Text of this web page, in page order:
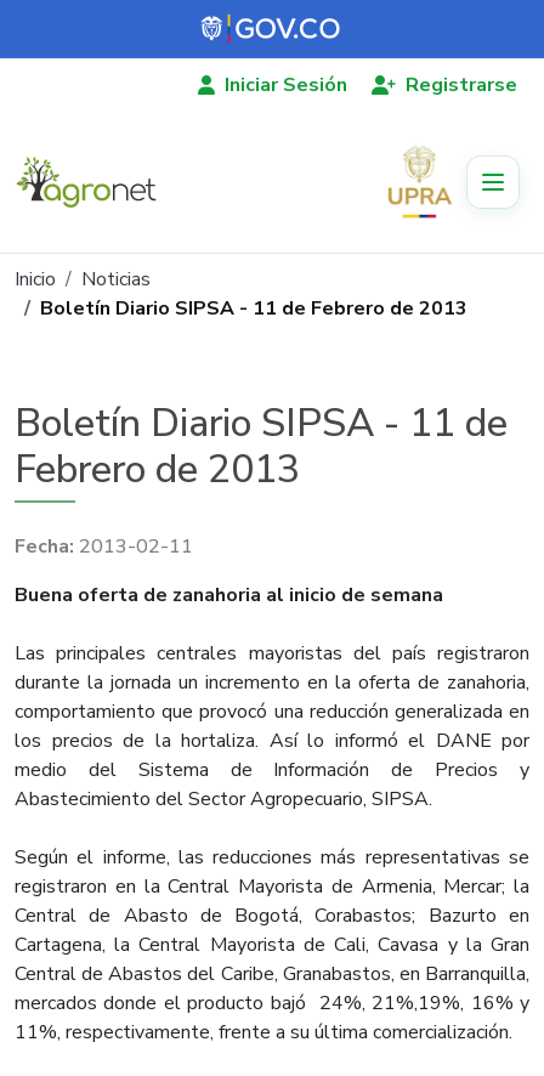
Pasar al contenido principal
Iniciar Sesión Registrarse
Ruta de navegación
Inicio
Noticias
Boletín Diario SIPSA - 11 de Febrero de 2013
Boletín Diario SIPSA - 11 de
Febrero de 2013
2013-02-11
​Buena oferta de zanahoria al inicio de semana
Las principales centrales mayoristas del país registraron
durante la jornada un incremento en la oferta de zanahoria,
comportamiento que provocó una reducción generalizada en
los precios de la hortaliza. Así lo informó el DANE por
medio del Sistema de Información de Precios y
Abastecimiento del Sector Agropecuario, SIPSA.
Según el informe, las reducciones más representativas se
registraron en la Central Mayorista de Armenia, Mercar; la
Central de Abasto de Bogotá, Corabastos; Bazurto en
Cartagena, la Central Mayorista de Cali, Cavasa y la Gran
Central de Abastos del Caribe, Granabastos, en Barranquilla,
mercados donde el producto bajó 24%, 21%,19%, 16% y
11%, respectivamente, frente a su última comercialización.